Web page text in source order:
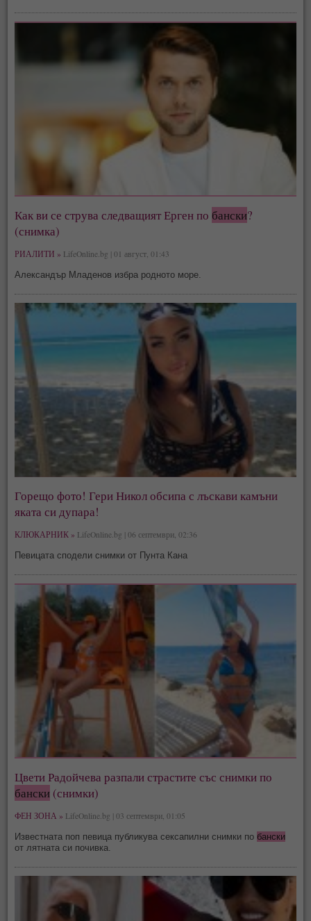
Как ви се струва следващият Ерген по бански?
(снимка)
РИАЛИТИ » LifeOnline.bg | 01 август, 01:43
Александър Младенов избра родното море.
Горещо фото! Гери Никол обсипа с лъскави камъни
яката си дупара!
КЛЮКАРНИК » LifeOnline.bg | 06 септември, 02:36
Певицата сподели снимки от Пунта Кана
Цвети Радойчева разпали страстите със снимки по
бански (снимки)
ФЕН ЗОНА » LifeOnline.bg | 03 септември, 01:05
Известната поп певица публикува сексапилни снимки по бански
от лятната си почивка.